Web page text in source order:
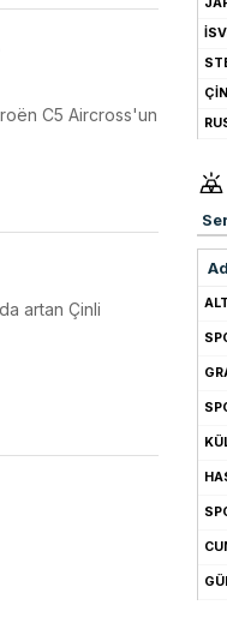
C5 Aircross'un
artan Çinli
Ad